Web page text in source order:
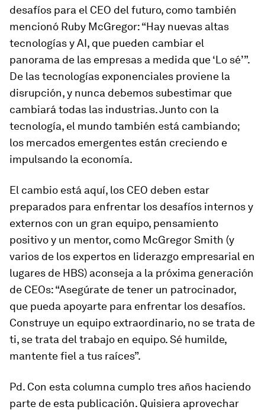
desafíos para el CEO del futuro, como también
mencionó Ruby McGregor: “Hay nuevas altas
tecnologías y AI, que pueden cambiar el
panorama de las empresas a medida que ‘Lo sé’”.
De las tecnologías exponenciales proviene la
disrupción, y nunca debemos subestimar que
cambiará todas las industrias. Junto con la
tecnología, el mundo también está cambiando;
los mercados emergentes están creciendo e
impulsando la economía.
El cambio está aquí, los CEO deben estar
preparados para enfrentar los desafíos internos y
externos con un gran equipo, pensamiento
positivo y un mentor, como McGregor Smith (y
varios de los expertos en liderazgo empresarial en
lugares de HBS) aconseja a la próxima generación
de CEOs: “Asegúrate de tener un patrocinador,
que pueda apoyarte para enfrentar los desafíos.
Construye un equipo extraordinario, no se trata de
ti, se trata del trabajo en equipo. Sé humilde,
mantente fiel a tus raíces”.
Pd. Con esta columna cumplo tres años haciendo
parte de esta publicación. Quisiera aprovechar